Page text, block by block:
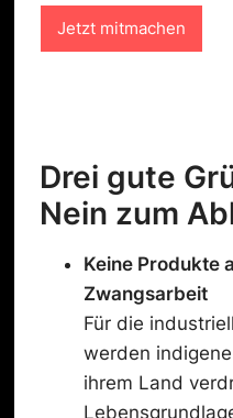
n
c
-
C
h
e
Jetzt mitmachen
Drei gute
Nein zum
Keine Produkte
Zwangsarbeit
Für die
werden
ihrem Land